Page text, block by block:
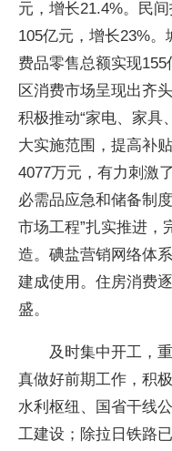
元，增长21.4%。民
105亿元，增长23%
费品零售总额实现
区消费市场呈现出齐
积极推动“家电、家具
大实施范围，提高补
4077万元，有力刺激
必需品应急和储备制
市场工程”扎实推进，
造。碘盐营销网络体
建成使用。住房消费
盛。
及时集中开工，重
真做好前期工作，积
水利枢纽、国省干线
工建设；除拉日铁路